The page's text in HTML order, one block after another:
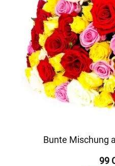
Bunte Mischung
99